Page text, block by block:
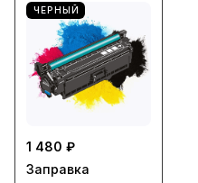
ЧЕРНЫЙ
1 480 ₽
Заправка